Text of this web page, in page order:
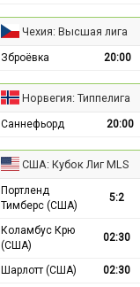
Чехия: Высшая лига
Зброёвка 20:00
Норвегия: Типпелига
Саннефьорд 20:00
США: Кубок Лиг MLS
Портленд
Тимберс (США)
5:2
Коламбус Крю
(США)
02:30
Шарлотт (США) 02:30